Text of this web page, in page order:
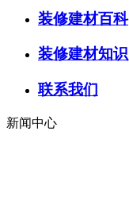
装修建材百科
装修建材知识
联系我们
新闻中心